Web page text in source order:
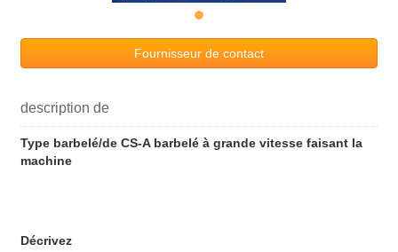
Fournisseur de contact
description de
Type barbelé/de CS-A barbelé à grande vitesse faisant la
machine
Décrivez